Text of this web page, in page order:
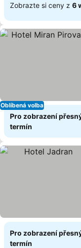
Zobrazte si ceny z 6
Oblíbená volba
Pro zobrazení
termín
Pro zobrazení
termín